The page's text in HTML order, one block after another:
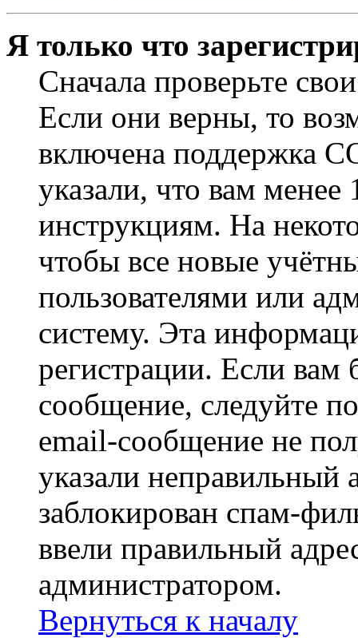
Я только что
Сначала проверьте
Если они верны, то
включена поддержка
указали, что вам
инструкциям. На
чтобы все новые
пользователями или
систему. Эта
регистрации. Если
сообщение, следуйте
email-сообщение не
указали неправильный
заблокирован спам-
ввели правильный
администратором.
Вернуться к началу